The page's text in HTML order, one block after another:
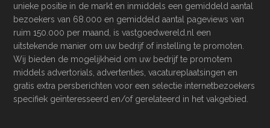
unieke positie in de markt en inmiddels een gemiddeld aantal
bezoekers van 68.000 en gemiddeld aantal pageviews van
ruim 150.000 per maand, is vastgoedwereld.nl een
uitstekende manier om uw bedrijf of instelling te promoten.
Wij bieden de mogelijkheid om uw bedrijf te promotem
middels advertorials, advertenties, vacatureplaatsingen en
gratis extra persberichten voor een selectie internetbezoekers
specifiek geïnteresseerd en/of gerelateerd in het vakgebied.